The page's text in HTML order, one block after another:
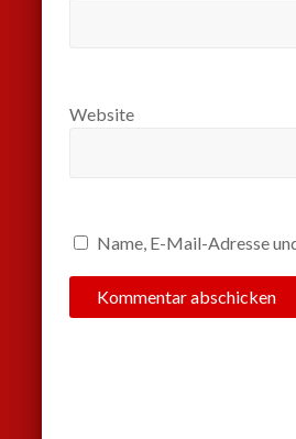
Website
Name, E-Mail-Adresse